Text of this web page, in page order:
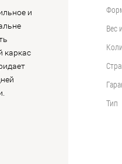
и
каркас
Вес
Тип